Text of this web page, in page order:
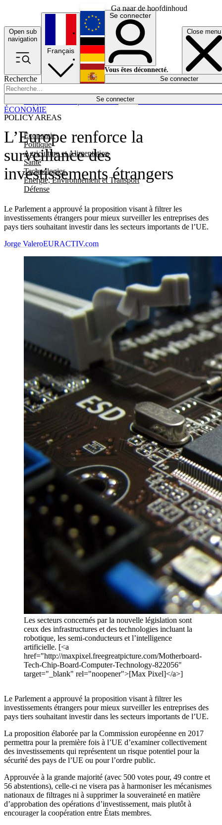
Ga naar de hoofdinhoud
Open sub
navigation
Close menu
Recherche
Se connecter
POLICY AREAS
Economie
Politique
Agriculture et Alimentation
Santé
Technologies
Energie, Environnement et Transport
Défense
Économie
Français
English
Deutsch
Español
Se connecter
Vous êtes déconnecté.
Se connecter
L’Europe renforce la
surveillance des
investissements étrangers
Le Parlement a approuvé la proposition visant à filtrer les
investissements étrangers pour mieux surveiller les entreprises des
pays tiers souhaitant investir dans les secteurs importants de l’UE.
ÉCONOMIE
Jorge ValeroEURACTIV.com
Les secteurs concernés par la nouvelle législation sont
ceux des infrastructures et des technologies incluant la
robotique, les semi-conducteurs et l’intelligence
artificielle. [<a
href="http://maxpixel.freegreatpicture.com/Motherboard-
Tech-Chip-Board-Computer-Technology-822056"
target="_blank" rel="noopener">[Max Pixel]</a>]
Le Parlement a approuvé la proposition visant à filtrer les
investissements étrangers pour mieux surveiller les entreprises des
pays tiers souhaitant investir dans les secteurs importants de l’UE.
La proposition élaborée par la Commission européenne en 2017
permettra pour la première fois à l’UE d’examiner collectivement
des investissements qui représentent un risque potentiel pour la
sécurité des pays de l’UE ou pour l’ordre public.
Approuvée à la grande majorité (avec 500 votes pour, 49 contre et
56 abstentions), celle-ci ne visera pas à harmoniser les mécanismes
nationaux de filtrages ni à supprimer la souveraineté en matière
d’approbation des opérations d’investissement, mais plutôt à
encourager la coopération entre États membres.